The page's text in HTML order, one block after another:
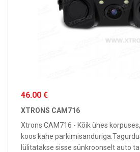
46.00 €
XTRONS CAM716
Xtrons CAM716 - Kõik ühes
koos kahe
lülitatakse sisse sünkroonselt auto